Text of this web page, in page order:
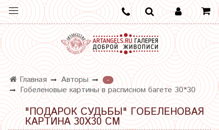
Главная Авторы
-
Гобеленовые картины в расписном багете 30*30
"ПОДАРОК СУДЬБЫ" ГОБЕЛЕНОВАЯ
КАРТИНА 30Х30 СМ